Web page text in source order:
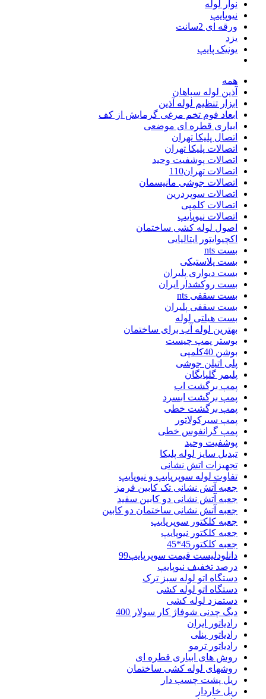
نوار لوله
نیوپایپ
ورقه ای 2سانت
یزد
یونیک پایپ
همه
آذین لوله سپاهان
ابزار تنظیم لوله آذین
ابعاد فوم تخم مرغی گرمایش از کف
ابیاری قطره ای موضعی
اتصال پلیکا تهران
اتصالات پلیکا تهران
اتصالات پوشفیت وحید
اتصالات تهران110
اتصالات جوشی مانیسمان
اتصالات سوپردرین
اتصالات کلمپی
اتصالات نیوپایپ
اصول لوله کشی ساختمان
اکچیوایتور ایتالیایی
بست nts
بست پلاستیکی
بست دیواری پلیران
بست روکشدار ایران
بست سقفی nts
بست سقفی پلیران
بست هیلتی لوله
بهترین لوله آب برای ساختمان
بوستر پمپ چیست
بوشن 40کلمپی
پلی اتیلن جوشی
پلیمر گلپایگان
پمپ برگشت اب
پمپ برگشت ابسرد
پمپ برگشت خطی
پمپ سیرکولاتور
پمپ گرانفوس خطی
پوشفیت وحید
تبدیل سایز لوله پلیکا
تجهیزات اتش نشانی
تفاوت لوله سوپرپابپ و نیوپایپ
جعبه آتش نشانی تک کابین قرمز
جعبه آتش نشانی دو کابین سفید
جعبه آتش نشانی ساختمان دو کابین
جعبه کلکتور سوپرپایپ
جعبه کلکتور نیوپایپ
جعبه کلکتور45*45
دانلودلیست قیمت سوپرپایپ99
درصد تخفیف نیوپایپ
دستگاه اتو لوله سبز ترک
دستگاه اتو لوله کشی
دستمزد لوله کشی
دیگ چدنی شوفاژ کار سولار 400
رادیاتور ایران
رادیاتور پنلی
رادیاتور ترمو
روش های ابیاری قطره ای
روشهای لوله کشی ساختمان
ریل پشت چسب دار
ریل خاردار